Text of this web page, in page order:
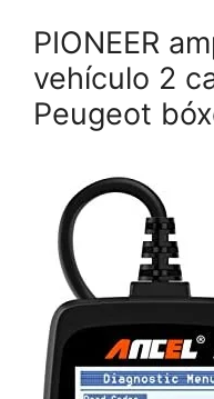
PIONEER
vehículo 2
Peugeot